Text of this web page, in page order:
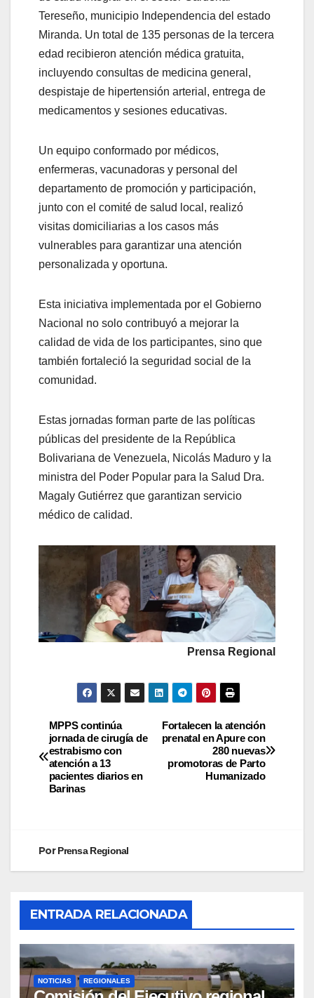
Tereseño, municipio Independencia del estado
Miranda. Un total de 135 personas de la tercera
edad recibieron atención médica gratuita,
incluyendo consultas de medicina general,
despistaje de hipertensión arterial, entrega de
medicamentos y sesiones educativas.
Un equipo conformado por médicos,
enfermeras, vacunadoras y personal del
departamento de promoción y participación,
junto con el comité de salud local, realizó
visitas domiciliarias a los casos más
vulnerables para garantizar una atención
personalizada y oportuna.
Esta iniciativa implementada por el Gobierno
Nacional no solo contribuyó a mejorar la
calidad de vida de los participantes, sino que
también fortaleció la seguridad social de la
comunidad.
Estas jornadas forman parte de las políticas
públicas del presidente de la República
Bolivariana de Venezuela, Nicolás Maduro y la
ministra del Poder Popular para la Salud Dra.
Magaly Gutiérrez que garantizan servicio
médico de calidad.
Prensa Regional
Fortalecen la atención
prenatal en Apure con
280 nuevas
promotoras de Parto
Humanizado
MPPS continúa
jornada de cirugía de
estrabismo con
atención a 13
pacientes diarios en
Barinas
PorPrensa Regional
ENTRADA RELACIONADA
NOTICIAS REGIONALES